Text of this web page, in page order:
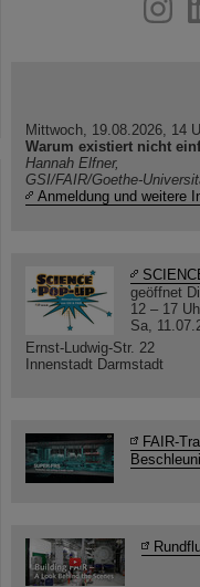
Mittwoch, 19.08.2026, 14
Warum existiert nicht
Hannah Elfner,
GSI/FAIR/Goethe-
Anmeldung und weitere
geöffnet
12 – 17
Sa,
Ernst-Ludwig-Str. 22
Innenstadt Darmstadt
FAIR-